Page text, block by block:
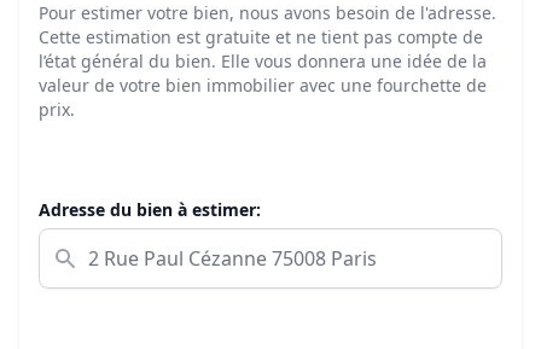
Pour estimer votre bien, nous avons besoin de l'adresse.
Cette estimation est gratuite et ne tient pas compte de
l’état général du bien. Elle vous donnera une idée de la
valeur de votre bien immobilier avec une fourchette de
prix.
Adresse du bien à estimer: